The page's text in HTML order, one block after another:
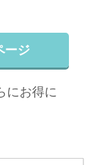
ージ
にお得に